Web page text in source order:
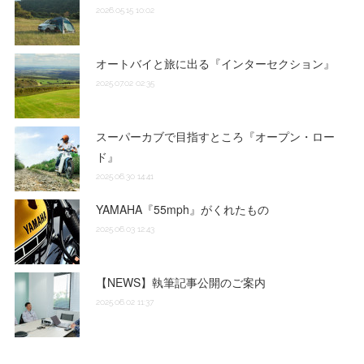
2026.05.15 10:02
オートバイと旅に出る『インターセクション』
2025.07.02 02:35
スーパーカブで目指すところ『オープン・ロー
ド』
2025.06.30 14:41
YAMAHA『55mph』がくれたもの
2025.06.03 12:43
【NEWS】執筆記事公開のご案内
2025.06.02 11:37